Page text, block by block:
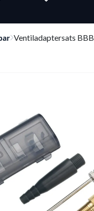
Ventiladaptersats BBB